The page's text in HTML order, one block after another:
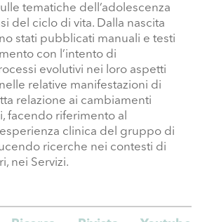
tematiche dell’adolescenza
del ciclo di vita. Dalla nascita
stati pubblicati manuali e testi
con l’intento di
evolutivi nei loro aspetti
relative manifestazioni di
relazione ai cambiamenti
facendo riferimento al
clinica del gruppo di
ricerche nei contesti di
nei Servizi.